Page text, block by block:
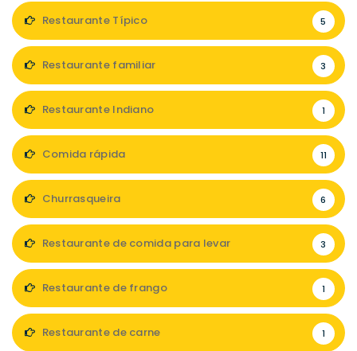
Restaurante Típico 5
Restaurante familiar 3
Restaurante Indiano 1
Comida rápida 11
Churrasqueira 6
Restaurante de comida para levar 3
Restaurante de frango 1
Restaurante de carne 1